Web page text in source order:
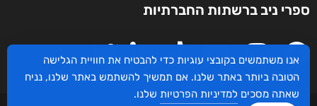
₪35
–
₪73
₪73
דיגיטלי
₪35
ספרי ניב ברשתות החברתיות
אנו משתמשים בקובצי עוגיות כדי להבטיח את חוויית הגלישה
הטובה ביותר באתר שלנו. אם תמשיך להשתמש באתר שלנו, נניח
שאתה מסכים למדיניות הפרטיות שלנו.